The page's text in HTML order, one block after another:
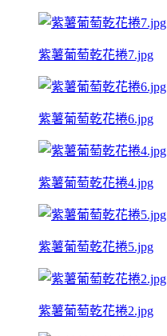
紫薯葡萄乾花捲7.jpg
紫薯葡萄乾花捲6.jpg
紫薯葡萄乾花捲4.jpg
紫薯葡萄乾花捲5.jpg
紫薯葡萄乾花捲2.jpg